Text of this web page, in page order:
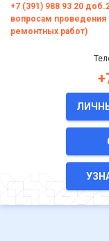
+7 (391) 988 93 20
вопросам проведения
ремонтных работ)